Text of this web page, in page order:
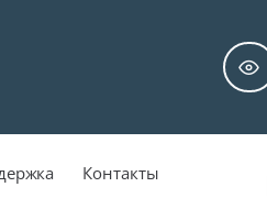
Контакты